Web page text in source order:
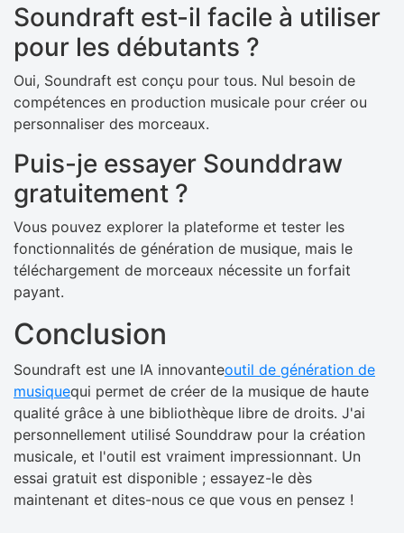
Soundraft est-il facile à utiliser
pour les débutants ?
Oui, Soundraft est conçu pour tous. Nul besoin de
compétences en production musicale pour créer ou
personnaliser des morceaux.
Puis-je essayer Sounddraw
gratuitement ?
Vous pouvez explorer la plateforme et tester les
fonctionnalités de génération de musique, mais le
téléchargement de morceaux nécessite un forfait
payant.
Conclusion
Soundraft est une IA innovanteoutil de génération de
musiquequi permet de créer de la musique de haute
qualité grâce à une bibliothèque libre de droits. J'ai
personnellement utilisé Sounddraw pour la création
musicale, et l'outil est vraiment impressionnant. Un
essai gratuit est disponible ; essayez-le dès
maintenant et dites-nous ce que vous en pensez !